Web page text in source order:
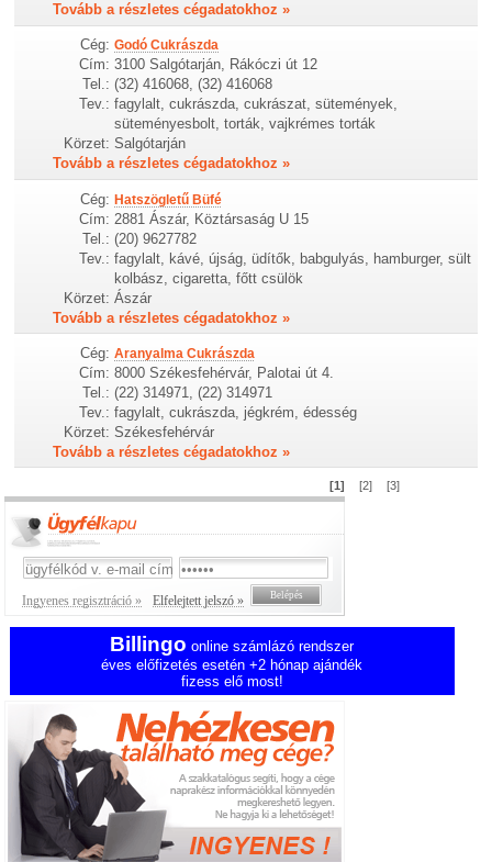
Tovább a részletes cégadatokhoz »
Cég: Godó Cukrászda
Cím: 3100 Salgótarján, Rákóczi út 12
Tel.: (32) 416068, (32) 416068
Tev.: fagylalt, cukrászda, cukrászat, sütemények,
süteményesbolt, torták, vajkrémes torták
Körzet: Salgótarján
Tovább a részletes cégadatokhoz »
Cég: Hatszögletű Büfé
Cím: 2881 Ászár, Köztársaság U 15
Tel.: (20) 9627782
Tev.: fagylalt, kávé, újság, üdítők, babgulyás, hamburger, sült
kolbász, cigaretta, főtt csülök
Körzet: Ászár
Tovább a részletes cégadatokhoz »
Cég: Aranyalma Cukrászda
Cím: 8000 Székesfehérvár, Palotai út 4.
Tel.: (22) 314971, (22) 314971
Tev.: fagylalt, cukrászda, jégkrém, édesség
Körzet: Székesfehérvár
Tovább a részletes cégadatokhoz »
[1] [2] [3]
Ingyenes regisztráció » Elfelejtett jelszó »
Billingo online számlázó rendszer
éves előfizetés esetén +2 hónap ajándék
fizess elő most!